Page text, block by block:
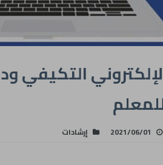
التكيفي
2021/06/01 إرشادات